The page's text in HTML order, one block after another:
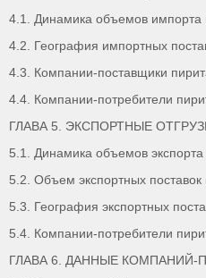
4.1. Динамика объемов импорта
4.2. География импортных
4.3. Компании-поставщики
4.4. Компании-потребители
ГЛАВА 5. ЭКСПОРТНЫЕ
5.1. Динамика объемов экспорта
5.2. Объем экспортных
5.3. География экспортных
5.4. Компании-потребители
ГЛАВА 6. ДАННЫЕ КОМПАНИЙ-